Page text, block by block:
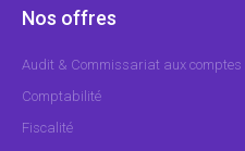
Nos offres
Audit & Commissariat aux comptes
Comptabilité
Fiscalité